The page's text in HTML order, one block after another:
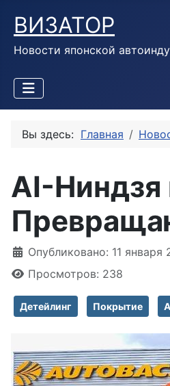
ВИЗАТОР
Новости японской
Вы здесь: Главная
AI-Ниндзя
Информация о материале
Опубликовано: 11 января
Просмотров: 238
Детейлинг Покрытие